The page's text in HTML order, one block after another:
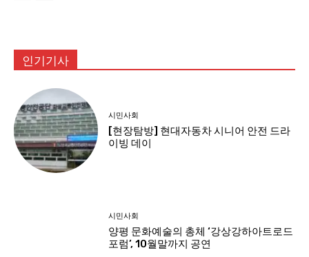
인기기사
시민사회
[현장탐방] 현대자동차 시니어 안전 드라
이빙 데이
시민사회
양평 문화예술의 총체 ‘강상강하아트로드
포럼’, 10월말까지 공연